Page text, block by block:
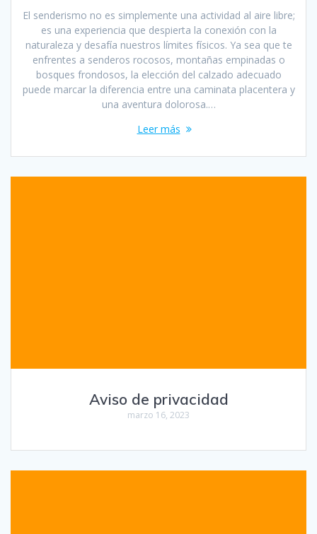
El senderismo no es simplemente una actividad al aire libre;
es una experiencia que despierta la conexión con la
naturaleza y desafía nuestros límites físicos. Ya sea que te
enfrentes a senderos rocosos, montañas empinadas o
bosques frondosos, la elección del calzado adecuado
puede marcar la diferencia entre una caminata placentera y
una aventura dolorosa.…
Leer más
Aviso de privacidad
marzo 16, 2023